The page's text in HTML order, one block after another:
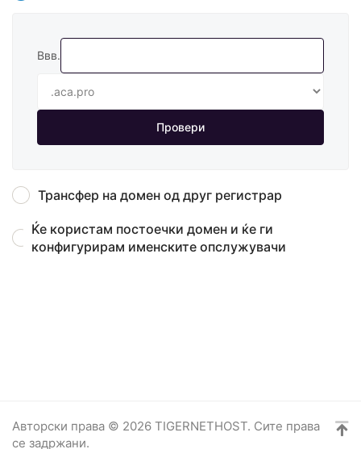
Ввв.
Провери
Трансфер на домен од друг регистрар
Ќе користам постоечки домен и ќе ги
конфигурирам именските опслужувачи
Авторски права © 2026 TIGERNETHOST. Сите права
се задржани.